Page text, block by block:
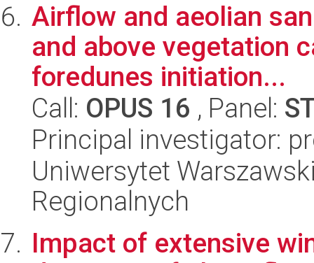
Airflow and aeolian
and above vegetation
foredunes initiation...
Call: OPUS 16 , Panel:
Principal investigator:
Uniwersytet
Regionalnych
Impact of extensive